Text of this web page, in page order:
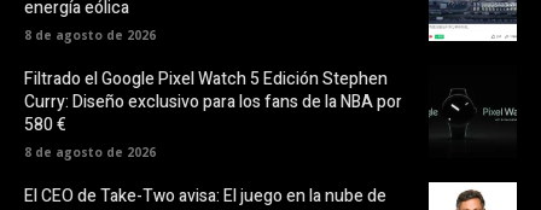
energía eólica
8 de agosto de 2026
Filtrado el Google Pixel Watch 5 Edición Stephen
Curry: Diseño exclusivo para los fans de la NBA por
580 €
8 de agosto de 2026
El CEO de Take-Two avisa: El juego en la nube de